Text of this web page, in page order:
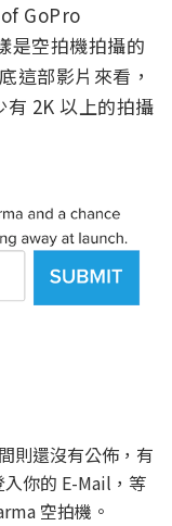
GoPro
空拍機拍攝的
這部影片來看，
2K 以上的拍攝
則還沒有公佈，有
你的 E-Mail，等
空拍機。